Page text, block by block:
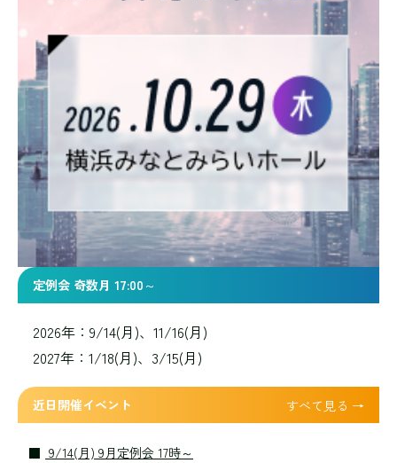
定例会 奇数月 17:00～
2026年：9/14(月)、11/16(月)
2027年：1/18(月)、3/15(月)
近日開催イベント すべて見る →
9/14(月) 9月定例会 17時～